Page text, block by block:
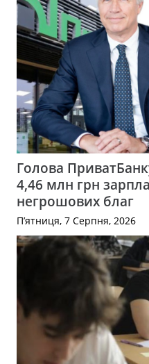
Голова
4,46 млн грн
негрошових благ
П’ятниця, 7 Серпня, 2026